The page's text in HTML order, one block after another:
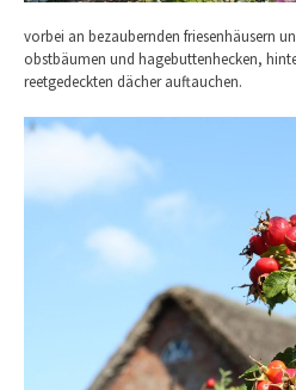
vorbei an bezaubernden friesenhäusern
obstbäumen und hagebuttenhecken,
reetgedeckten dächer auftauchen.